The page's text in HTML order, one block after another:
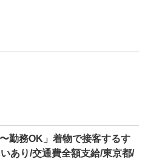
勤務OK」着物で接客するす
あり/交通費全額支給/東京都/